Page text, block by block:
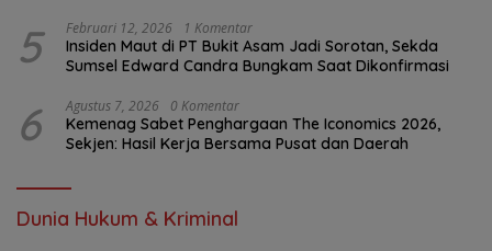
5 Februari 12, 2026 1 Komentar
Insiden Maut di PT Bukit Asam Jadi Sorotan, Sekda
Sumsel Edward Candra Bungkam Saat Dikonfirmasi
6 Agustus 7, 2026 0 Komentar
Kemenag Sabet Penghargaan The Iconomics 2026,
Sekjen: Hasil Kerja Bersama Pusat dan Daerah
Dunia Hukum & Kriminal